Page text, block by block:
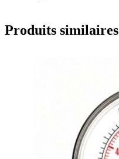
Produits similaires